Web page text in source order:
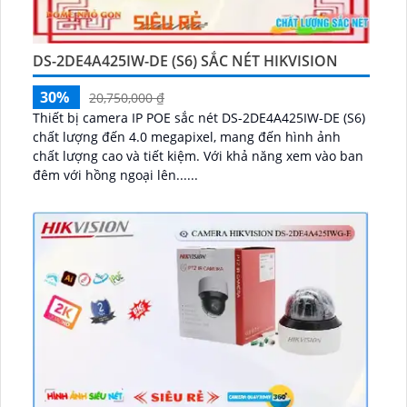
DS-2DE4A425IW-DE (S6) SẮC NÉT HIKVISION
30%
20,750,000 ₫
Thiết bị camera IP POE sắc nét DS-2DE4A425IW-DE (S6)
chất lượng đến 4.0 megapixel, mang đến hình ảnh
chất lượng cao và tiết kiệm. Với khả năng xem vào ban
đêm với hồng ngoại lên......